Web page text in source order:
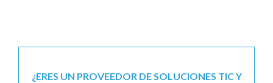
¿ERES UN PROVEEDOR DE SOLUCIONES TIC Y